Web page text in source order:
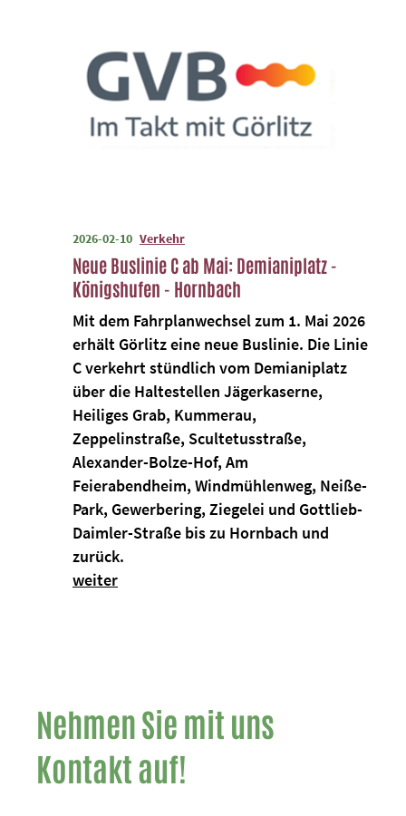
2026-02-10 Verkehr
Neue Buslinie C ab Mai: Demianiplatz -
Königshufen - Hornbach
Mit dem Fahrplanwechsel zum 1. Mai 2026
erhält Görlitz eine neue Buslinie. Die Linie
C verkehrt stündlich vom Demianiplatz
über die Haltestellen Jägerkaserne,
Heiliges Grab, Kummerau,
Zeppelinstraße, Scultetusstraße,
Alexander-Bolze-Hof, Am
Feierabendheim, Windmühlenweg, Neiße-
Park, Gewerbering, Ziegelei und Gottlieb-
Daimler-Straße bis zu Hornbach und
zurück.
weiter
Nehmen Sie mit uns
Kontakt auf!